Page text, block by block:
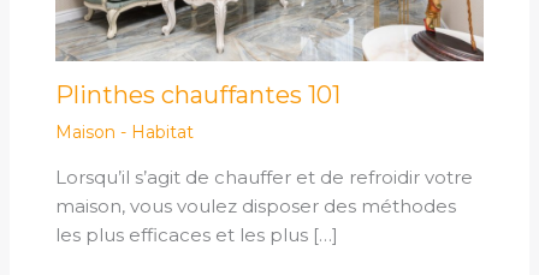
Plinthes chauffantes 101
Maison - Habitat
Lorsqu’il s’agit de chauffer et de refroidir votre
maison, vous voulez disposer des méthodes
les plus efficaces et les plus […]